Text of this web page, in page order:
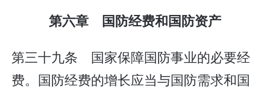
第六章 国防经费和国防资产
第三十九条 国家保障国防事业的必要经
费。国防经费的增长应当与国防需求和国